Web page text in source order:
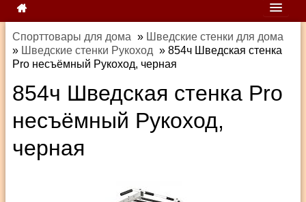
Спорттовары для дома » Шведские стенки для дома
» Шведские стенки Рукоход » 854ч Шведская стенка
Pro несъёмный Рукоход, черная
854ч Шведская стенка Pro
несъёмный Рукоход,
черная